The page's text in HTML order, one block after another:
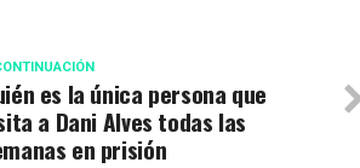
es la única persona que
a Dani Alves todas las
en prisión